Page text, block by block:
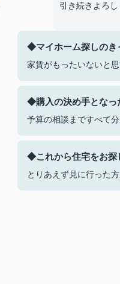
引き続きよろし
◆マイホーム探しのき
家賃がもったいないと
◆購入の決め手となっ
予算の相談まですべて
◆これから住宅をお探
とりあえず見に行った